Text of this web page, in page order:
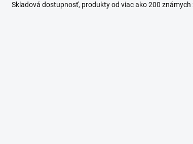
Skladová dostupnosť, produkty od viac ako 200